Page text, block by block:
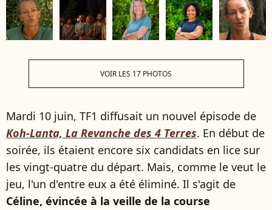
VOIR LES 17 PHOTOS
Mardi 10 juin, TF1 diffusait un nouvel épisode de
Koh-Lanta, La Revanche des 4 Terres. En début de
soirée, ils étaient encore six candidats en lice sur
les vingt-quatre du départ. Mais, comme le veut le
jeu, l'un d'entre eux a été éliminé. Il s'agit de
Céline, évincée à la veille de la course